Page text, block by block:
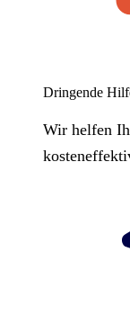
Dringende
Wir helfen